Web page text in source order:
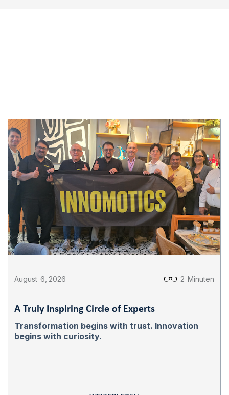
August 6 2026 2 Minuten
A Truly Inspiring Circle of Experts
Transformation begins with trust. Innovation
begins with curiosity.